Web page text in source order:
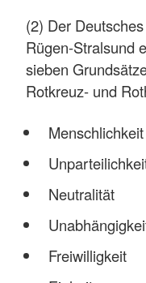
(2) Der
Rügen-Stralsund
sieben
Rotkreuz- und
Menschlichkeit
Neutralität
Freiwilligkeit